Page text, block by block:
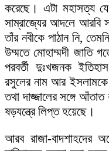
করেছে। এটা মহাসত্য
সাম্রাজ্যের আদলে আরবি
তাঁর নবীকে পাঠান নি,
উম্মতে মোহাম্মদী জাতি
পরবর্তী দুঃখজনক
রসুলের নাম আর ইসলামকে
তথা দাজ্জালের সঙ্গে
ষড়যন্ত্রে লিপ্ত হয়েছে।
আরব রাজা-বাদশাহদের